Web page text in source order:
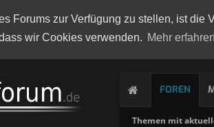
Forums zur Verfügung zu stellen, ist
wir Cookies verwenden. Mehr erfahren
FOREN
Themen mit